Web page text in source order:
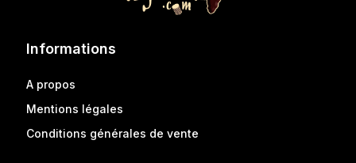
Informations
A propos
Mentions légales
Conditions générales de vente